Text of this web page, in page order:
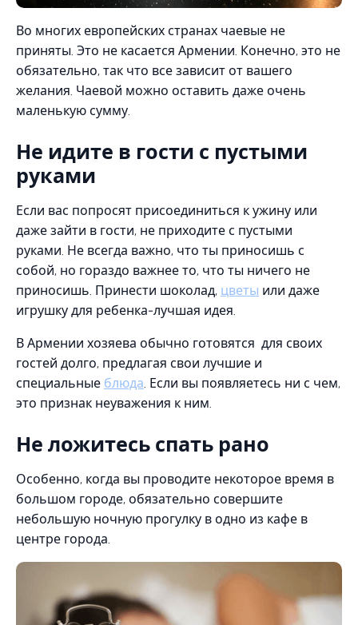
Во многих европейских странах чаевые не
приняты. Это не касается Армении. Конечно, это не
обязательно, так что все зависит от вашего
желания. Чаевой можно оставить даже очень
маленькую сумму.
Не идите в гости с пустыми
руками
Если вас попросят присоединиться к ужину или
даже зайти в гости, не приходите с пустыми
руками. Не всегда важно, что ты приносишь с
собой, но гораздо важнее то, что ты ничего не
приносишь. Принести шоколад, цветы или даже
игрушку для ребенка-лучшая идея.
В Армении хозяева обычно готовятся для своих
гостей долго, предлагая свои лучшие и
специальные блюда. Если вы появляетесь ни с чем,
это признак неуважения к ним.
Не ложитесь спать рано
Особенно, когда вы проводите некоторое время в
большом городе, обязательно совершите
небольшую ночную прогулку в одно из кафе в
центре города.